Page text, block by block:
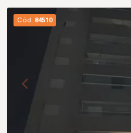
Cód. 84510